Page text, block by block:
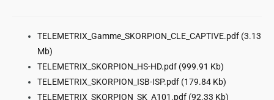
TELEMETRIX_Gamme_SKORPION_CLE_CAPTIVE.pdf (3.13
Mb)
TELEMETRIX_SKORPION_HS-HD.pdf (999.91 Kb)
TELEMETRIX_SKORPION_ISB-ISP.pdf (179.84 Kb)
TELEMETRIX_SKORPION_SK_A101.pdf (92.33 Kb)